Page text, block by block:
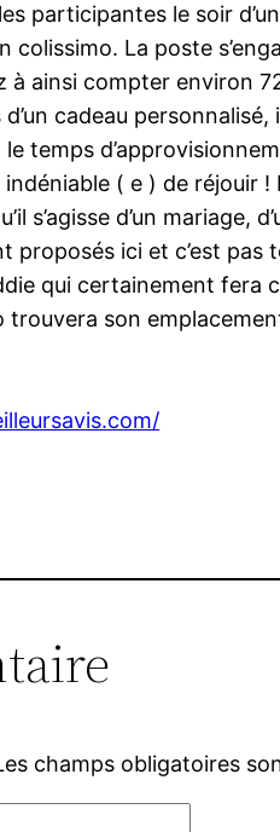
participantes le soir
colissimo. La poste
ainsi compter environ
cadeau
temps
( e ) de
s’agisse d’un mariage,
proposés ici et c’est
qui certainement
trouvera son
champs obligatoires